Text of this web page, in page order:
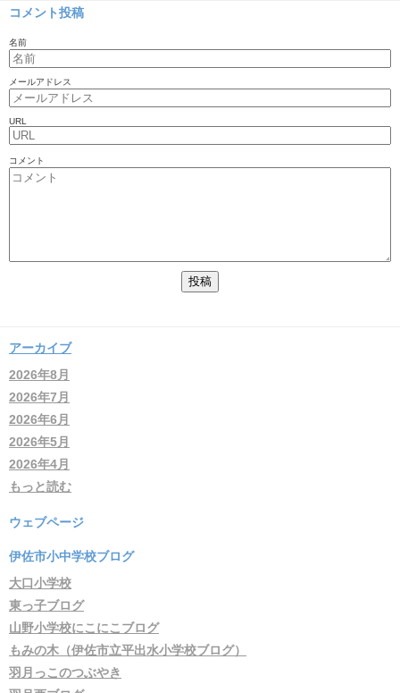
コメント投稿
名前
メールアドレス
URL
コメント
アーカイブ
2026年8月
2026年7月
2026年6月
2026年5月
2026年4月
もっと読む
ウェブページ
伊佐市小中学校ブログ
大口小学校
東っ子ブログ
山野小学校にこにこブログ
もみの木（伊佐市立平出水小学校ブログ）
羽月っこのつぶやき